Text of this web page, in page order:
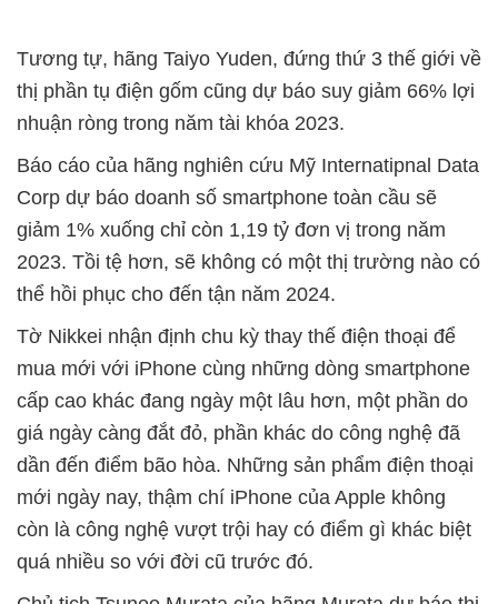
Tương tự, hãng Taiyo Yuden, đứng thứ 3 thế giới về
thị phần tụ điện gốm cũng dự báo suy giảm 66% lợi
nhuận ròng trong năm tài khóa 2023.
Báo cáo của hãng nghiên cứu Mỹ Internatipnal Data
Corp dự báo doanh số smartphone toàn cầu sẽ
giảm 1% xuống chỉ còn 1,19 tỷ đơn vị trong năm
2023. Tồi tệ hơn, sẽ không có một thị trường nào có
thể hồi phục cho đến tận năm 2024.
Tờ Nikkei nhận định chu kỳ thay thế điện thoại để
mua mới với iPhone cùng những dòng smartphone
cấp cao khác đang ngày một lâu hơn, một phần do
giá ngày càng đắt đỏ, phần khác do công nghệ đã
dần đến điểm bão hòa. Những sản phẩm điện thoại
mới ngày nay, thậm chí iPhone của Apple không
còn là công nghệ vượt trội hay có điểm gì khác biệt
quá nhiều so với đời cũ trước đó.